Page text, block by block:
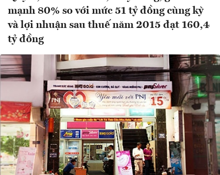
mạnh 80% so với mức 51 tỷ đồng cùng kỳ
và lợi nhuận sau thuế năm 2015 đạt 160,4
tỷ đồng